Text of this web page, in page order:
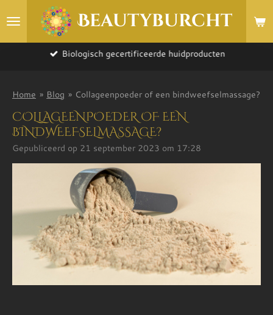
direct
Beautyburcht
Biologisch gecertificeerde huidproducten
Home » Blog » Collageenpoeder of een bindweefselmassage?
COLLAGEENPOEDER OF EEN
BINDWEEFSELMASSAGE?
Gepubliceerd op 21 september 2023 om 17:28